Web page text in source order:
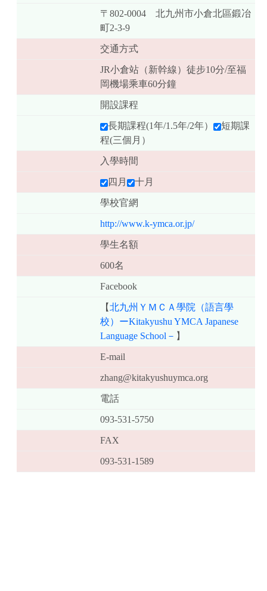
〒802-0004 北九州市小倉北區鍛冶
町2-3-9
交通方式
JR小倉站（新幹線）徒步10分/至福
岡機場乘車60分鐘
開設課程
長期課程(1年/1.5年/2年）
短期課
程(三個月）
入學時間
四月 十月
學校官網
http://www.k-ymca.or.jp/
學生名額
600名
Facebook
【北九州ＹＭＣＡ學院（語言學
校）ーKitakyushu YMCA Japanese
Language School－ 】
E-mail
zhang@kitakyushuymca.org
電話
093-531-5750
FAX
093-531-1589